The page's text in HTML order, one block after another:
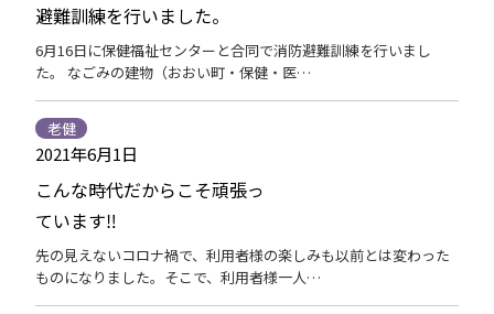
避難訓練を行いました。
6月16日に保健福祉センターと合同で消防避難訓練を行いまし
た。 なごみの建物（おおい町・保健・医…
2021年6月1日
老健
こんな時代だからこそ頑張っ
ています‼
先の見えないコロナ禍で、利用者様の楽しみも以前とは変わった
ものになりました。そこで、利用者様一人…